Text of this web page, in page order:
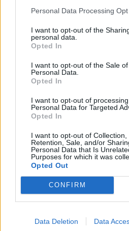
Personal Data Processing
I want to opt-out of the
personal data.
Opted In
I want to opt-out of the Sale
Personal Data.
Opted In
I want to opt-out of
Personal Data for Targeted
Opted In
I want to opt-out of Collection,
Retention, Sale, and/or
Personal Data that Is
Purposes for which it was
Opted Out
CONFIRM
Data Deletion Data
τους
«Δεν θα
στιγμή
έζησε όταν
νοσοκομείο
Η Ιωάννα Τούνη δημοσίευσε
ταξιδέψει, αυτός είναι ο